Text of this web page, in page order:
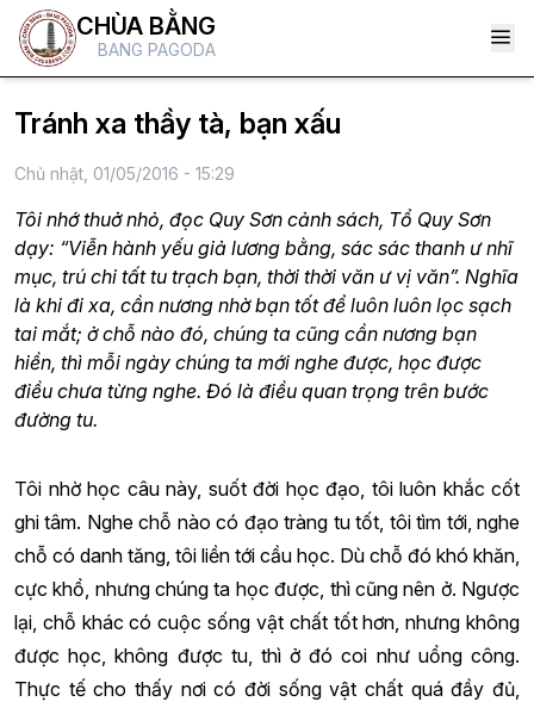
CHÙA BẰNG
BANG PAGODA
Tránh xa thầy tà, bạn xấu
Chủ nhật, 01/05/2016 - 15:29
Tôi nhớ thuở nhỏ, đọc Quy Sơn cảnh sách, Tổ Quy Sơn
dạy: “Viễn hành yếu giả lương bằng, sác sác thanh ư nhĩ
mục, trú chi tất tu trạch bạn, thời thời văn ư vị văn”. Nghĩa
là khi đi xa, cần nương nhờ bạn tốt để luôn luôn lọc sạch
tai mắt; ở chỗ nào đó, chúng ta cũng cần nương bạn
hiền, thì mỗi ngày chúng ta mới nghe được, học được
điều chưa từng nghe. Đó là điều quan trọng trên bước
đường tu.
Tôi nhờ học câu này, suốt đời học đạo, tôi luôn khắc cốt
ghi tâm. Nghe chỗ nào có đạo tràng tu tốt, tôi tìm tới, nghe
chỗ có danh tăng, tôi liền tới cầu học. Dù chỗ đó khó khăn,
cực khổ, nhưng chúng ta học được, thì cũng nên ở. Ngược
lại, chỗ khác có cuộc sống vật chất tốt hơn, nhưng không
được học, không được tu, thì ở đó coi như uổng công.
Thực tế cho thấy nơi có đời sống vật chất quá đầy đủ,